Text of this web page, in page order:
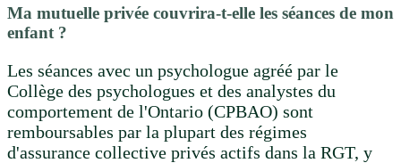
Ma mutuelle privée couvrira-t-elle les séances de mon
enfant ?
Les séances avec un psychologue agréé par le
Collège des psychologues et des analystes du
comportement de l'Ontario (CPBAO) sont
remboursables par la plupart des régimes
d'assurance collective privés actifs dans la RGT, y